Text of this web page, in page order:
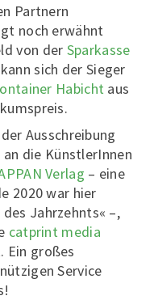
Partnern
noch erwähnt
von der Sparkasse
sich der Sieger
Habicht aus
Ausschreibung
die KünstlerInnen
Verlag – eine
2020 war hier
des Jahrzehnts« –,
catprint media
Ein großes
Service